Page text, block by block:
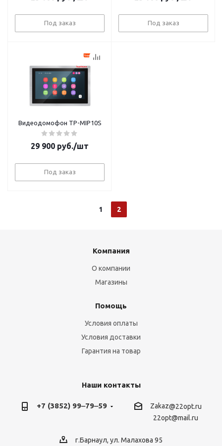
Под заказ Под заказ
Видеодомофон TP-MIP10S
29 900 руб./шт
Под заказ
1 2
Компания
О компании
Магазины
Помощь
Условия оплаты
Условия доставки
Гарантия на товар
Наши контакты
+7 (3852) 99‒79‒59 Zakaz@22opt.ru
22opt@mail.ru
г.Барнаул, ул. Малахова 95